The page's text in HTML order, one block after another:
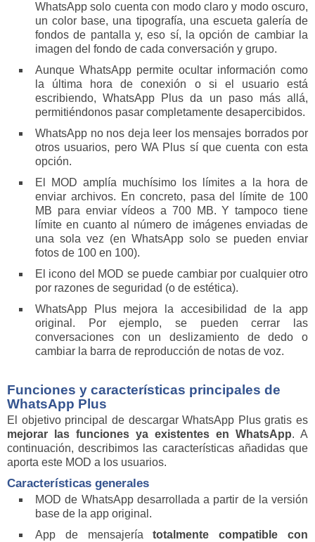
WhatsApp solo cuenta con modo claro y modo oscuro,
un color base, una tipografía, una escueta galería de
fondos de pantalla y, eso sí, la opción de cambiar la
imagen del fondo de cada conversación y grupo.
Aunque WhatsApp permite ocultar información como
la última hora de conexión o si el usuario está
escribiendo, WhatsApp Plus da un paso más allá,
permitiéndonos pasar completamente desapercibidos.
WhatsApp no nos deja leer los mensajes borrados por
otros usuarios, pero WA Plus sí que cuenta con esta
opción.
El MOD amplía muchísimo los límites a la hora de
enviar archivos. En concreto, pasa del límite de 100
MB para enviar vídeos a 700 MB. Y tampoco tiene
límite en cuanto al número de imágenes enviadas de
una sola vez (en WhatsApp solo se pueden enviar
fotos de 100 en 100).
El icono del MOD se puede cambiar por cualquier otro
por razones de seguridad (o de estética).
WhatsApp Plus mejora la accesibilidad de la app
original. Por ejemplo, se pueden cerrar las
conversaciones con un deslizamiento de dedo o
cambiar la barra de reproducción de notas de voz.
Funciones y características principales de
WhatsApp Plus
El objetivo principal de descargar WhatsApp Plus gratis es
mejorar las funciones ya existentes en WhatsApp. A
continuación, describimos las características añadidas que
aporta este MOD a los usuarios.
Características generales
MOD de WhatsApp desarrollada a partir de la versión
base de la app original.
App de mensajeríatotalmente compatible con